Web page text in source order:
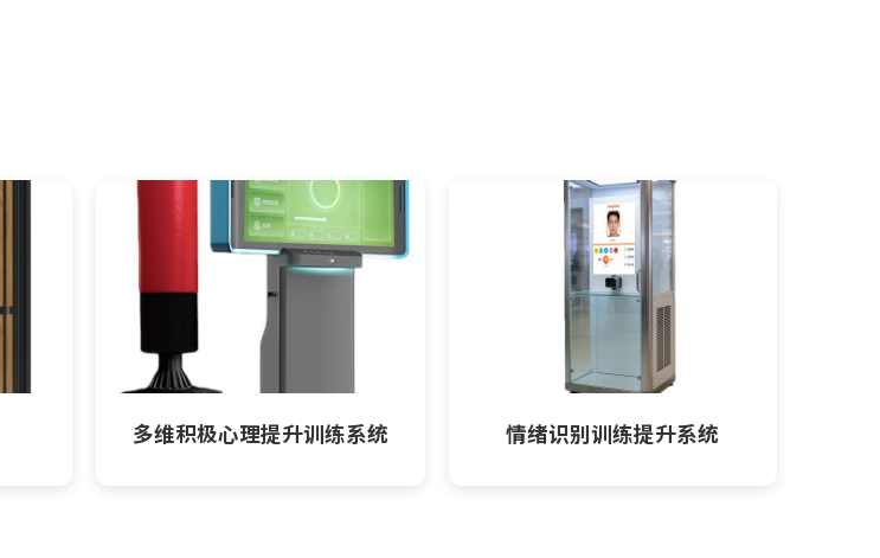
多维积极心理提升训练系统 情绪识别训练提升系统